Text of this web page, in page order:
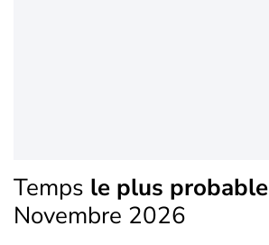
Temps le plus probable
Novembre 2026